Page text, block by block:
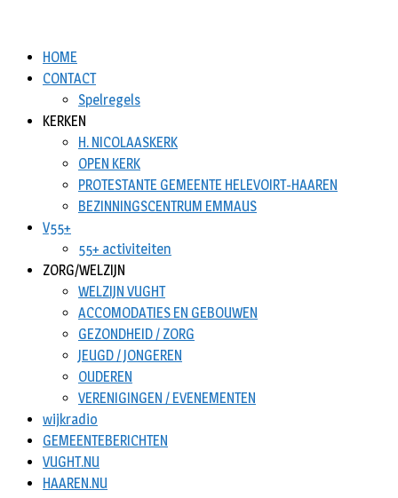
HOME
CONTACT
Spelregels
KERKEN
H. NICOLAASKERK
OPEN KERK
PROTESTANTE GEMEENTE HELEVOIRT-HAAREN
BEZINNINGSCENTRUM EMMAUS
V55+
55+ activiteiten
ZORG/WELZIJN
WELZIJN VUGHT
ACCOMODATIES EN GEBOUWEN
GEZONDHEID / ZORG
JEUGD / JONGEREN
OUDEREN
VERENIGINGEN / EVENEMENTEN
wijkradio
GEMEENTEBERICHTEN
VUGHT.NU
HAAREN.NU